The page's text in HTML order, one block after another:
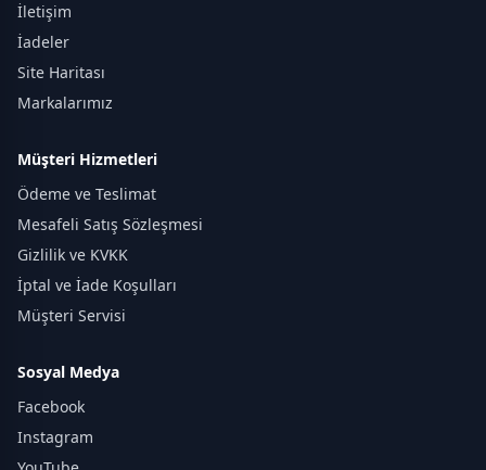
İletişim
İadeler
Site Haritası
Markalarımız
Müşteri Hizmetleri
Ödeme ve Teslimat
Mesafeli Satış Sözleşmesi
Gizlilik ve KVKK
İptal ve İade Koşulları
Müşteri Servisi
Sosyal Medya
Facebook
Instagram